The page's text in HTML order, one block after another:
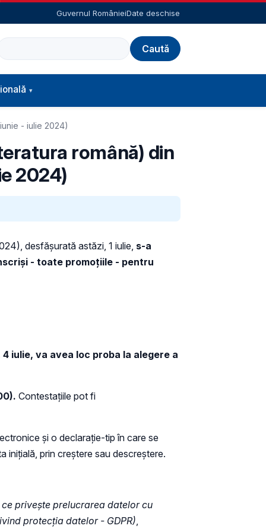
Guvernul RomânieiDate deschise
- iulie 2024)
română) din
2024)
desfășurată astăzi, 1 iulie, s-a
- toate promoțiile - pentru
4 iulie, va avea loc proba la alegere a
Contestațiile pot fi
și o declarație-tip în care se
prin creștere sau descreștere.
privește prelucrarea datelor cu
protecția datelor - GDPR),